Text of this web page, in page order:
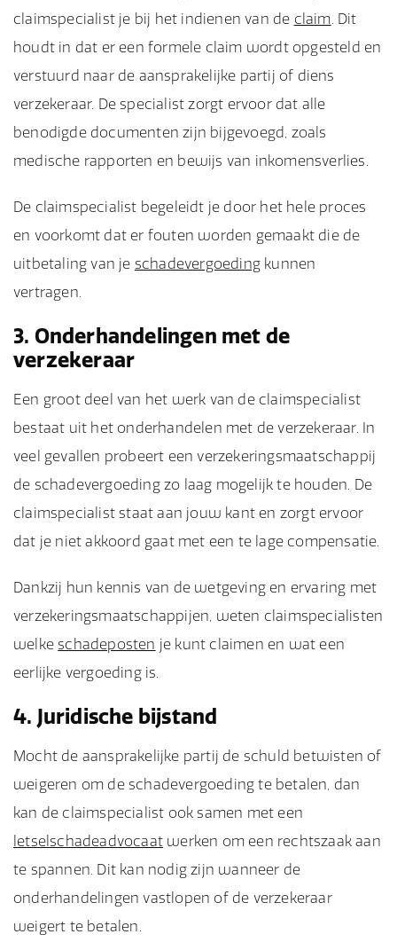
claimspecialist je bij het indienen van de claim. Dit
houdt in dat er een formele claim wordt opgesteld en
verstuurd naar de aansprakelijke partij of diens
verzekeraar. De specialist zorgt ervoor dat alle
benodigde documenten zijn bijgevoegd, zoals
medische rapporten en bewijs van inkomensverlies.
De claimspecialist begeleidt je door het hele proces
en voorkomt dat er fouten worden gemaakt die de
uitbetaling van je schadevergoeding kunnen
vertragen.
3. Onderhandelingen met de
verzekeraar
Een groot deel van het werk van de claimspecialist
bestaat uit het onderhandelen met de verzekeraar. In
veel gevallen probeert een verzekeringsmaatschappij
de schadevergoeding zo laag mogelijk te houden. De
claimspecialist staat aan jouw kant en zorgt ervoor
dat je niet akkoord gaat met een te lage compensatie.
Dankzij hun kennis van de wetgeving en ervaring met
verzekeringsmaatschappijen, weten claimspecialisten
welke schadeposten je kunt claimen en wat een
eerlijke vergoeding is.
4. Juridische bijstand
Mocht de aansprakelijke partij de schuld betwisten of
weigeren om de schadevergoeding te betalen, dan
kan de claimspecialist ook samen met een
letselschadeadvocaat werken om een rechtszaak aan
te spannen. Dit kan nodig zijn wanneer de
onderhandelingen vastlopen of de verzekeraar
weigert te betalen.